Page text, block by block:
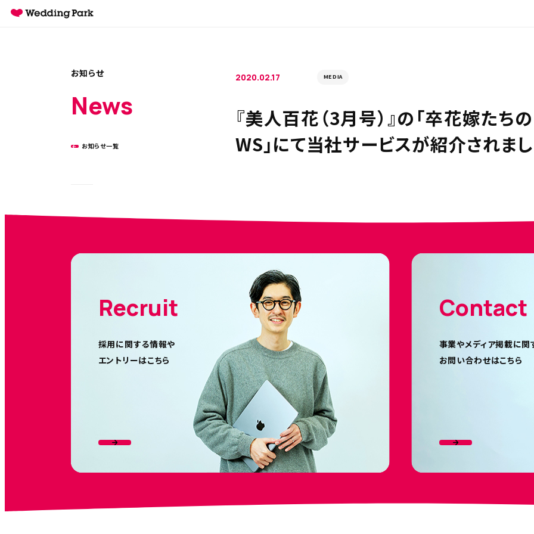
お知らせ
News
お知らせ一覧
2020.02.17 MEDIA
『美人百花（3月号）』の「卒花嫁た
WS」にて当社サービスが紹介されま
Recruit
採用に関する情報や
エントリーはこちら
Contact
事業やメディア掲載に関
お問い合わせはこちら